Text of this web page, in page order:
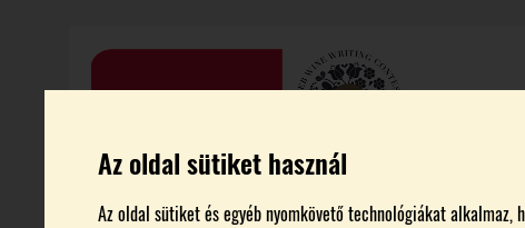
Az oldal sütiket használ
Az oldal sütiket és egyéb nyomkövető technológiákat
HÍREK CIKKEK BORTURIZMUS GASZTRONÓMIA